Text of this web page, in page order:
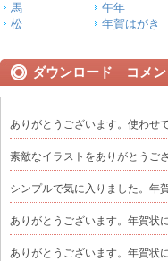
馬 午年
松
年賀はがき
ダウンロード コメン
ありがとうございます。使わせ
素敵なイラストをありがとうご
シンプルで気に入りました。年
ありがとうございます。年賀状
ありがとうございます。年賀状